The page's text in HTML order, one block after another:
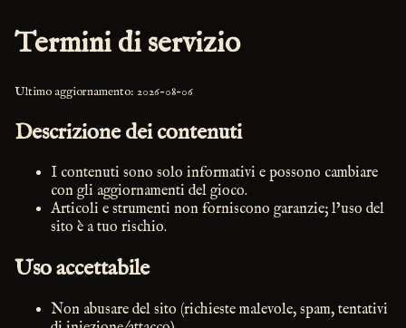
Termini di servizio
Ultimo aggiornamento: 2026-08-06
Descrizione dei contenuti
I contenuti sono solo informativi e possono cambiare
con gli aggiornamenti del gioco.
Articoli e strumenti non forniscono garanzie; l’uso del
sito è a tuo rischio.
Uso accettabile
Non abusare del sito (richieste malevole, spam, tentativi